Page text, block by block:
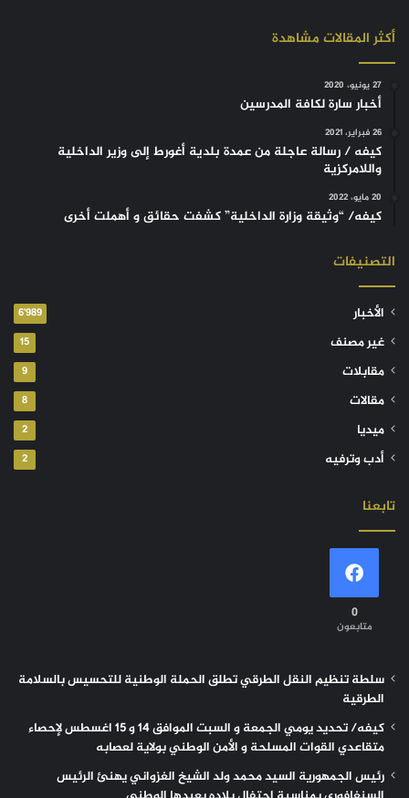
أكثر المقالات مشاهدة
27 يونيو، 2020
أخبار سارة لكافة المدرسين
26 فبراير، 2021
كيفه / رسالة عاجلة من عمدة بلدية أغورط إلى وزير الداخلية
واللامركزية
20 مايو، 2022
كيفه/ “وثيقة وزارة الداخلية” كشفت حقائق و أهملت أخرى
التصنيفات
الأخبار 6٬989
غير مصنف 15
مقابلات 9
مقالات 8
ميديا 2
أدب وترفيه 2
تابعنا
0
متابعون
سلطة تنظيم النقل الطرقي تطلق الحملة الوطنية للتحسيس بالسلامة
الطرقية
كيفه/ تحديد يومي الجمعة و السبت الموافق 14 و 15 اغسطس لإحصاء
متقاعدي القوات المسلحة و الأمن الوطني بولاية لعصابه
رئيس الجمهورية السيد محمد ولد الشيخ الغزواني يهنئ الرئيس